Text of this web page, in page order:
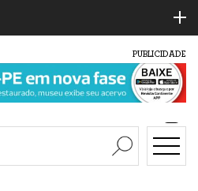
PUBLICIDADE